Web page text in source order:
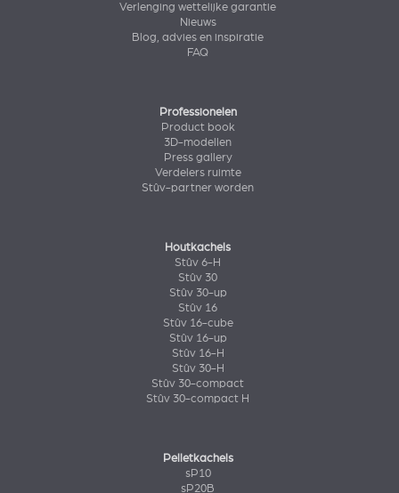
Verlenging wettelijke garantie
Nieuws
Blog, advies en inspiratie
FAQ
Professionelen
Product book
3D-modellen
Press gallery
Verdelers ruimte
Stûv-partner worden
Houtkachels
Stûv 6-H
Stûv 30
Stûv 30-up
Stûv 16
Stûv 16-cube
Stûv 16-up
Stûv 16-H
Stûv 30-H
Stûv 30-compact
Stûv 30-compact H
Pelletkachels
sP10
sP20B